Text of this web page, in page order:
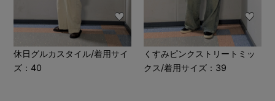
休日グルカスタイル/着用サイ
ズ：40
くすみピンクストリートミッ
クス/着用サイズ：39